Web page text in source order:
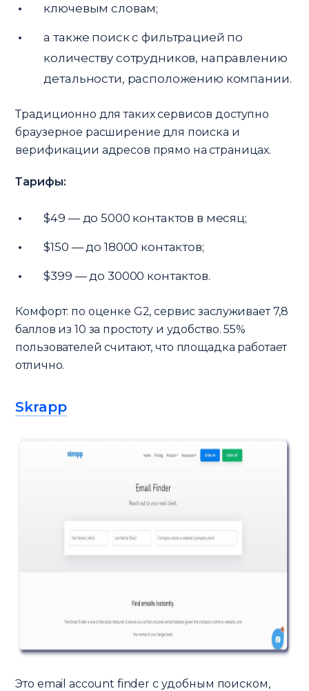
ключевым словам;
а также поиск с фильтрацией по
количеству сотрудников, направлению
детальности, расположению компании.
Традиционно для таких сервисов доступно
браузерное расширение для поиска и
верификации адресов прямо на страницах.
Тарифы:
$49 — до 5000 контактов в месяц;
$150 — до 18000 контактов;
$399 — до 30000 контактов.
Комфорт: по оценке G2, сервис заслуживает 7,8
баллов из 10 за простоту и удобство. 55%
пользователей считают, что площадка работает
отлично.
Skrapp
Это email account finder с удобным поиском,